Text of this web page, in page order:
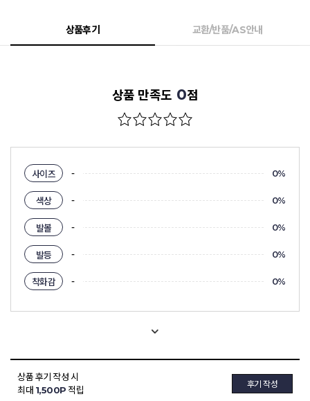
상품후기 교환/반품/AS안내
상품 만족도 0점
사이즈 - 0%
색상 - 0%
발볼 - 0%
발등 - 0%
착화감 - 0%
상품 후기 작성 시
최대 1,500P 적립
후기 작성